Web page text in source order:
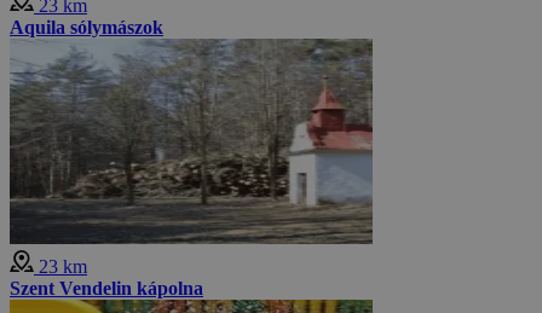
23 km
Aquila sólymászok
23 km
Szent Vendelin kápolna